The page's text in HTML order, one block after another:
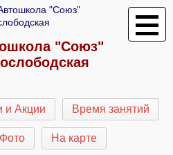
"Союз"
"Союз"
и Акции Время занятий
Фото На карте